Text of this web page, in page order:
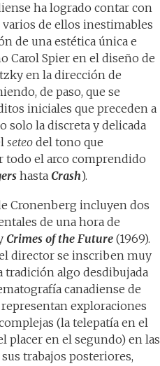
ha logrado contar con
de ellos inestimables
de una estética única e
Carol Spier en el diseño de
en la dirección de
de paso, que se
iniciales que preceden a
solo la discreta y delicada
seteo del tono que
todo el arco comprendido
hasta Crash).
Cronenberg incluyen dos
de una hora de
Crimes of the Future (1969).
director se inscriben muy
tradición algo desdibujada
canadiense de
exploraciones
(la telepatía en el
placer en el segundo) en las
trabajos posteriores,